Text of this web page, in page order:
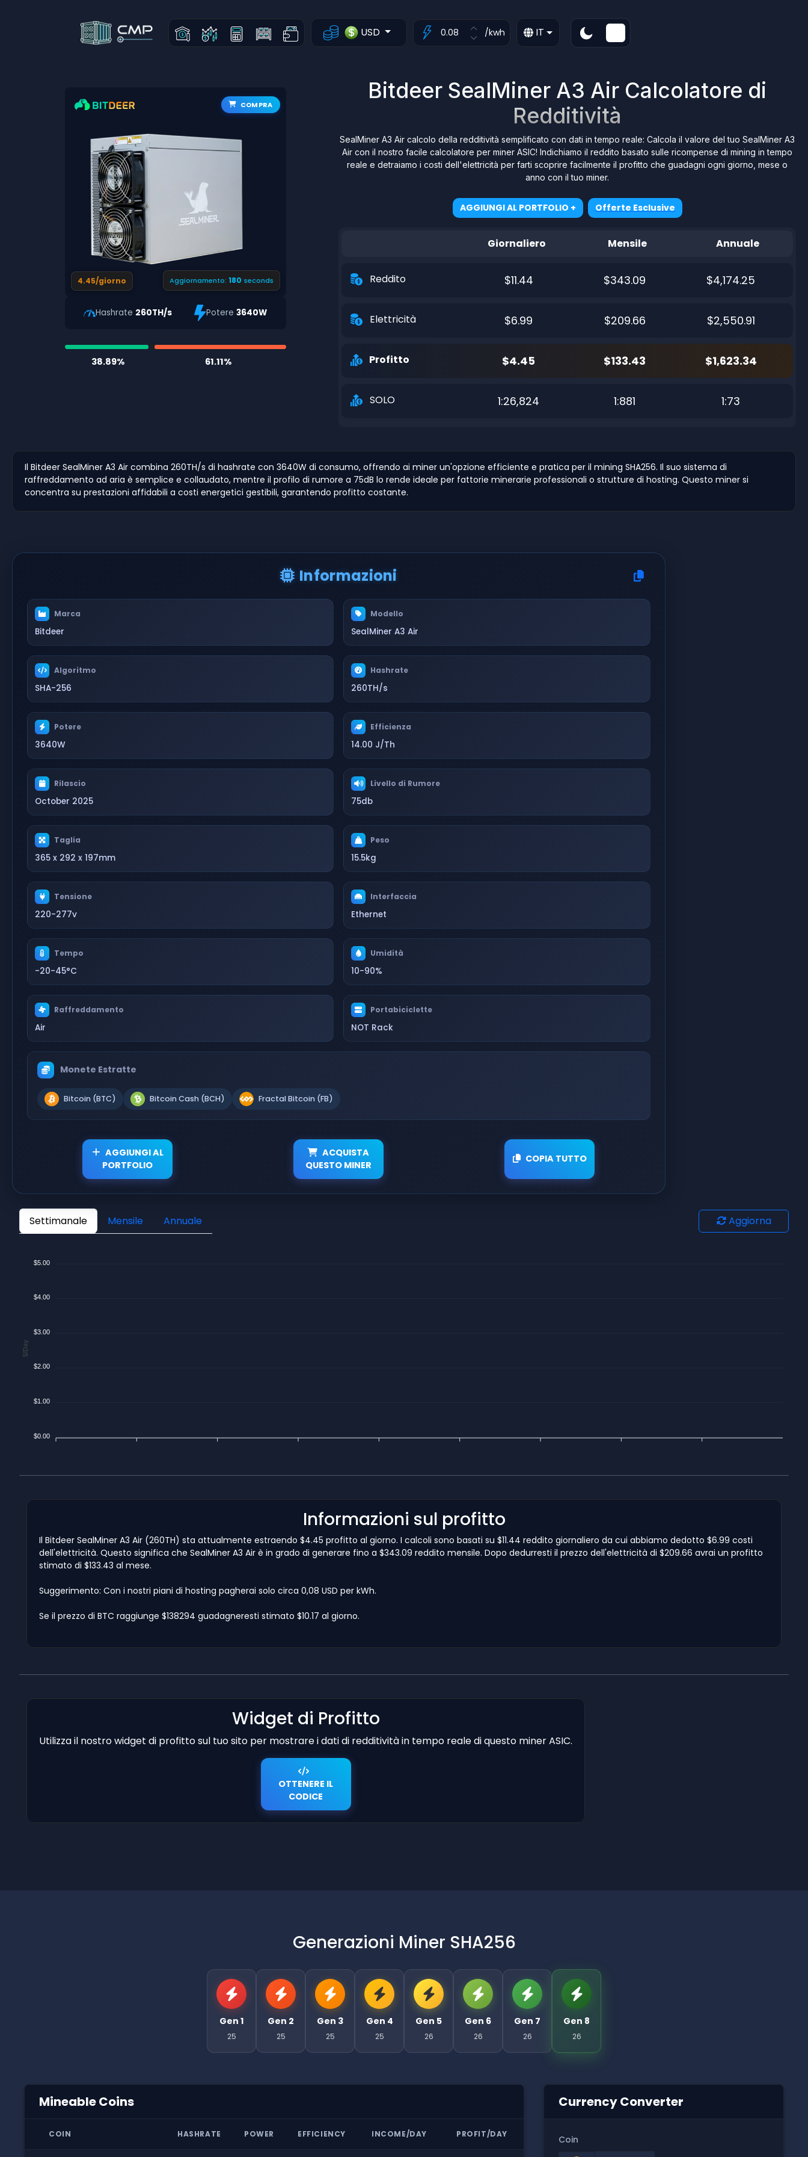
USD /kwh IT
COMPRA
4.45/giorno Aggiornamento:179 seconds
Hashrate 260TH/s Potere3640W
38.89% 61.11%
Bitdeer SealMiner A3 Air Calcolatore di
Redditività
SealMiner A3 Air calcolo della redditività semplificato con dati in tempo reale: Calcola il valore del tuo SealMiner A3
Air con il nostro facile calcolatore per miner ASIC! Indichiamo il reddito basato sulle ricompense di mining in tempo
reale e detraiamo i costi dell'elettricità per farti scoprire facilmente il profitto che guadagni ogni giorno, mese o
anno con il tuo miner.
AGGIUNGI AL PORTFOLIO + Offerte Esclusive
Giornaliero Mensile Annuale
Reddito $11.44 $343.09 $4,174.25
Elettricità $6.99 $209.66 $2,550.91
Profitto $4.45 $133.43 $1,623.34
SOLO 1:26,824 1:881 1:73
Il Bitdeer SealMiner A3 Air combina 260TH/s di hashrate con 3640W di consumo, offrendo ai miner un'opzione efficiente e pratica per il mining SHA256. Il suo sistema di
raffreddamento ad aria è semplice e collaudato, mentre il profilo di rumore a 75dB lo rende ideale per fattorie minerarie professionali o strutture di hosting. Questo miner si
concentra su prestazioni affidabili a costi energetici gestibili, garantendo profitto costante.
Informazioni
Marca
Bitdeer
Modello
SealMiner A3 Air
Algoritmo
SHA-256
Hashrate
260TH/s
Potere
3640W
Efficienza
14.00 J/Th
Rilascio
October 2025
Livello di Rumore
75db
Taglia
365 x 292 x 197mm
Peso
15.5kg
Tensione
220-277v
Interfaccia
Ethernet
Tempo
-20-45°C
Umidità
10-90%
Raffreddamento
Air
Portabiciclette
NOT Rack
Monete Estratte
Bitcoin (BTC) Bitcoin Cash (BCH) Fractal Bitcoin (FB)
AGGIUNGI AL
PORTFOLIO
ACQUISTA
QUESTO MINER
COPIA TUTTO
Settimanale Mensile Annuale Aggiorna
$5.00
$4.00
$3.00
$2.00
$1.00
$0.00
$/Day
Informazioni sul profitto
Il Bitdeer SealMiner A3 Air (260TH) sta attualmente estraendo $4.45 profitto al giorno. I calcoli sono basati su $11.44 reddito giornaliero da cui abbiamo dedotto $6.99 costi
dell'elettricità. Questo significa che SealMiner A3 Air è in grado di generare fino a $343.09 reddito mensile. Dopo dedurresti il prezzo dell'elettricità di $209.66 avrai un profitto
stimato di $133.43 al mese.
Suggerimento: Con i nostri piani di hosting pagherai solo circa 0,08 USD per kWh.
Se il prezzo di BTC raggiunge $138294 guadagneresti stimato $10.17 al giorno.
Widget di Profitto
Utilizza il nostro widget di profitto sul tuo sito per mostrare i dati di redditività in tempo reale di questo miner ASIC.
OTTENERE IL
CODICE
Generazioni Miner SHA256
Gen 1
25
Gen 2
25
Gen 3
25
Gen 4
25
Gen 5
26
Gen 6
26
Gen 7
26
Gen 8
26
Mineable Coins
COIN HASHRATE POWER EFFICIENCY INCOME/DAY PROFIT/DAY
Currency Converter
Coin